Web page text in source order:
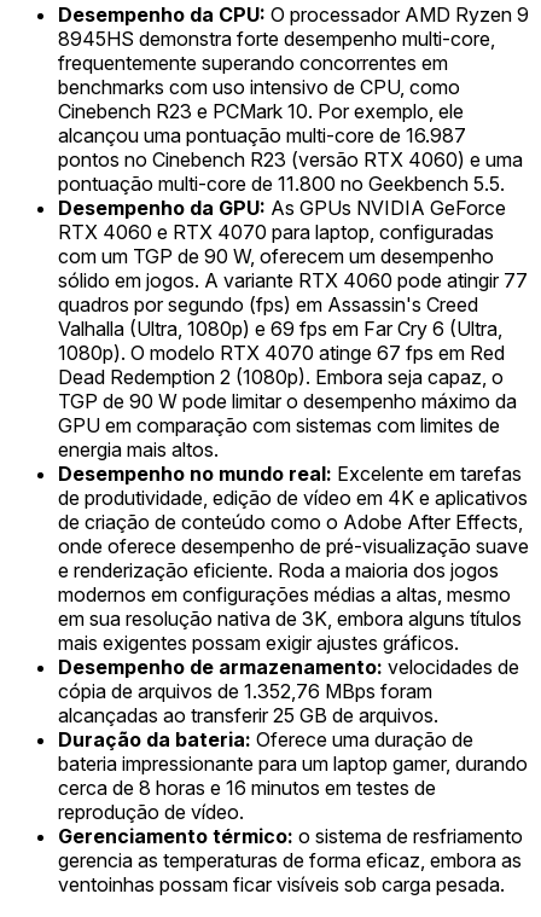
Desempenho da CPU: O processador AMD Ryzen 9
8945HS demonstra forte desempenho multi-core,
frequentemente superando concorrentes em
benchmarks com uso intensivo de CPU, como
Cinebench R23 e PCMark 10. Por exemplo, ele
alcançou uma pontuação multi-core de 16.987
pontos no Cinebench R23 (versão RTX 4060) e uma
pontuação multi-core de 11.800 no Geekbench 5.5.
Desempenho da GPU: As GPUs NVIDIA GeForce
RTX 4060 e RTX 4070 para laptop, configuradas
com um TGP de 90 W, oferecem um desempenho
sólido em jogos. A variante RTX 4060 pode atingir 77
quadros por segundo (fps) em Assassin's Creed
Valhalla (Ultra, 1080p) e 69 fps em Far Cry 6 (Ultra,
1080p). O modelo RTX 4070 atinge 67 fps em Red
Dead Redemption 2 (1080p). Embora seja capaz, o
TGP de 90 W pode limitar o desempenho máximo da
GPU em comparação com sistemas com limites de
energia mais altos.
Desempenho no mundo real: Excelente em tarefas
de produtividade, edição de vídeo em 4K e aplicativos
de criação de conteúdo como o Adobe After Effects,
onde oferece desempenho de pré-visualização suave
e renderização eficiente. Roda a maioria dos jogos
modernos em configurações médias a altas, mesmo
em sua resolução nativa de 3K, embora alguns títulos
mais exigentes possam exigir ajustes gráficos.
Desempenho de armazenamento: velocidades de
cópia de arquivos de 1.352,76 MBps foram
alcançadas ao transferir 25 GB de arquivos.
Duração da bateria: Oferece uma duração de
bateria impressionante para um laptop gamer, durando
cerca de 8 horas e 16 minutos em testes de
reprodução de vídeo.
Gerenciamento térmico: o sistema de resfriamento
gerencia as temperaturas de forma eficaz, embora as
ventoinhas possam ficar visíveis sob carga pesada.